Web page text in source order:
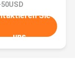
Sie
uns